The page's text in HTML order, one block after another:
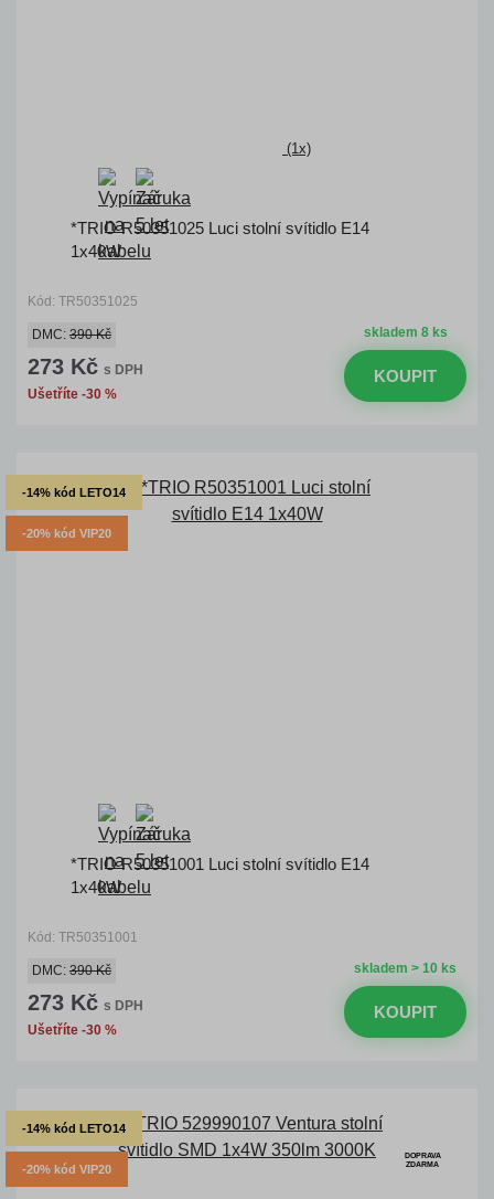
(1x)
*TRIO R50351025 Luci stolní svítidlo E14
1x40W
Kód: TR50351025
skladem 8 ks
DMC: 390 Kč
273 Kč s DPH
Ušetříte -30 %
KOUPIT
-14% kód LETO14
-20% kód VIP20
*TRIO R50351001 Luci stolní svítidlo E14
1x40W
Kód: TR50351001
skladem > 10 ks
DMC: 390 Kč
273 Kč s DPH
Ušetříte -30 %
KOUPIT
-14% kód LETO14
-20% kód VIP20
DOPRAVA
ZDARMA